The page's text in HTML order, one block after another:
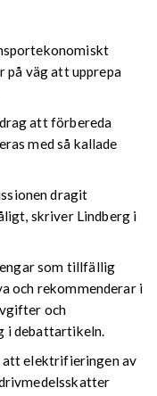
väg att upprepa
att förbereda
med så kallade
dragit
skriver Lindberg i
som tillfällig
och rekommenderar i
och
i debattartikeln.
att elektrifieringen av